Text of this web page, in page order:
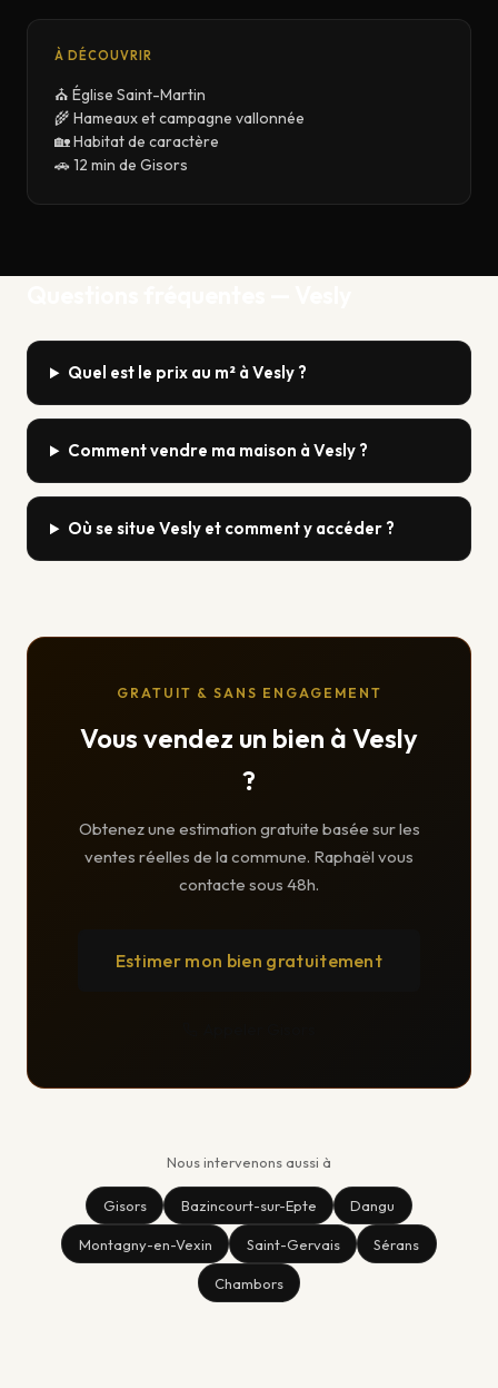
À DÉCOUVRIR
⛪ Église Saint-Martin
🌾 Hameaux et campagne vallonnée
🏡 Habitat de caractère
🚗 12 min de Gisors
Quel est le prix au m² à Vesly ?
Comment vendre ma maison à Vesly ?
Où se situe Vesly et comment y accéder ?
GRATUIT & SANS ENGAGEMENT
Vous vendez un bien à Vesly
?
Obtenez une estimation gratuite basée sur les
ventes réelles de la commune. Raphaël vous
contacte sous 48h.
Estimer mon bien gratuitement
Nous intervenons aussi à
Gisors Bazincourt-sur-Epte Dangu
Montagny-en-Vexin Saint-Gervais Sérans
Chambors